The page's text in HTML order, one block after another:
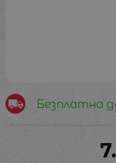
Безплатна